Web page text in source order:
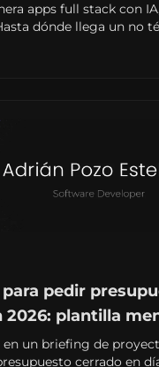
apps full stack con
dónde llega un no
pedir
2026: plantilla
(y
un briefing de
cerrado en